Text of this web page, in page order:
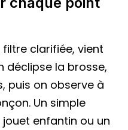
clarifiée, vient
déclipse la brosse,
puis on observe à
Un simple
enfantin ou un